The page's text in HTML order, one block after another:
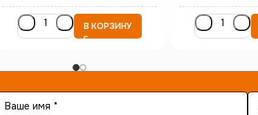
В КОРЗИНУ